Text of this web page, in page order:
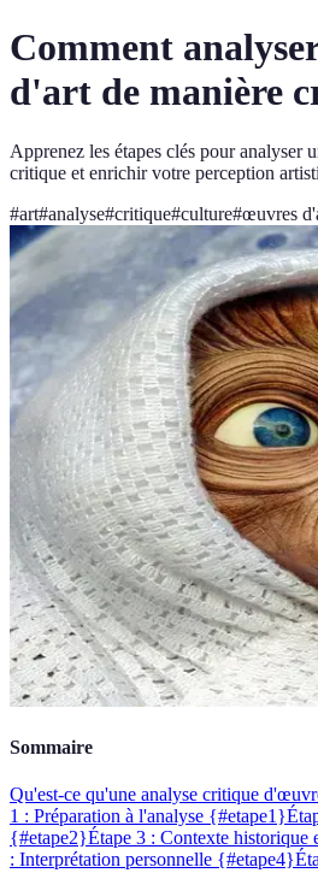
Comment
d'art de manière
Apprenez les étapes clés pour analyser
critique et enrichir votre perception
#art#analyse#critique#culture#œuvres
Sommaire
Qu'est-ce qu'une analyse critique
1 : Préparation à l'analyse {#etape1}
{#etape2}Étape 3 : Contexte historique
: Interprétation personnelle {#etape4}